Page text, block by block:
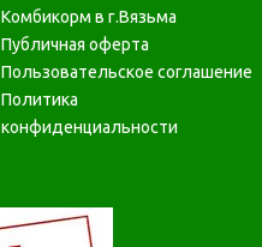
Комбикорм в г.Вязьма
Публичная оферта
Пользовательское соглашение
Политика
конфиденциальности